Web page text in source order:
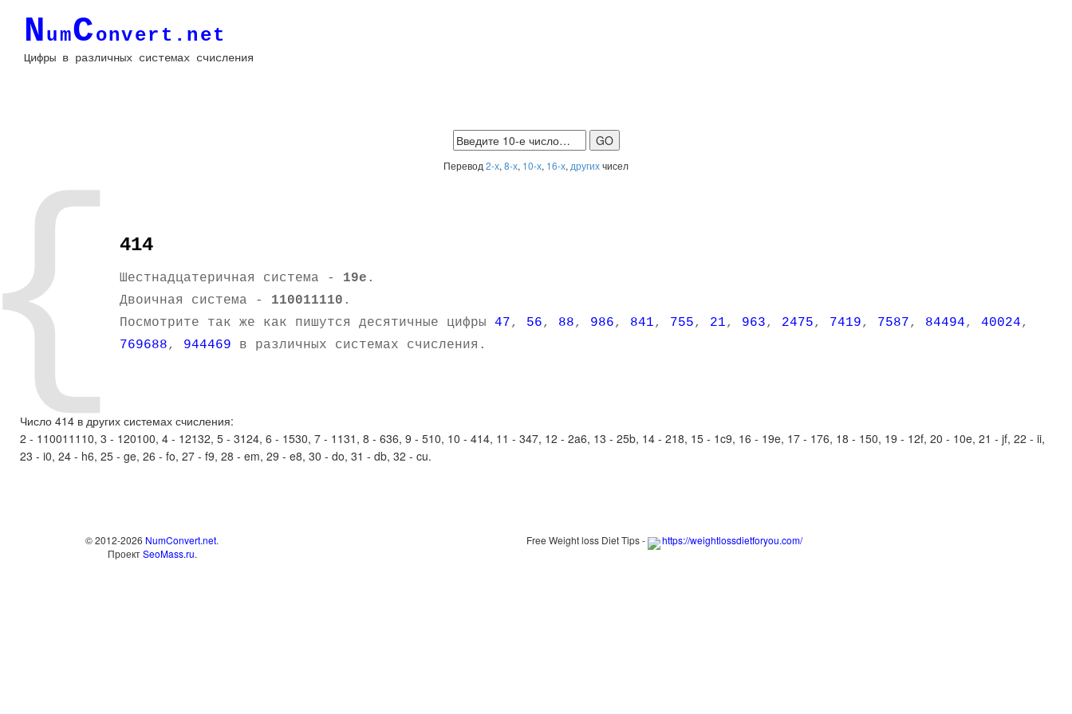
NumConvert.net
Цифры в различных системах счисления
Перевод 2-х, 8-х, 10-х, 16-х, другихчисел
414
Шестнадцатеричная система - 19e .
Двоичная система - 110011110 .
Посмотрите так же как пишутся десятичные цифры 47, 56, 88, 986, 841, 755, 21, 963, 2475, 7419, 7587, 84494, 40024,
769688, 944469 в различных системах счисления.
Число 414 в других системах счисления:
2 - 110011110, 3 - 120100, 4 - 12132, 5 - 3124, 6 - 1530, 7 - 1131, 8 - 636, 9 - 510, 10 - 414, 11 - 347, 12 - 2a6, 13 - 25b, 14 - 218, 15 - 1c9, 16 - 19e, 17 - 176, 18 - 150, 19 - 12f, 20 - 10e, 21 - jf, 22 - ii,
23 - i0, 24 - h6, 25 - ge, 26 - fo, 27 - f9, 28 - em, 29 - e8, 30 - do, 31 - db, 32 - cu.
© 2012-2026 NumConvert.net.
ПроектSeoMass.ru.
Free Weight loss Diet Tips - https://weightlossdietforyou.com/